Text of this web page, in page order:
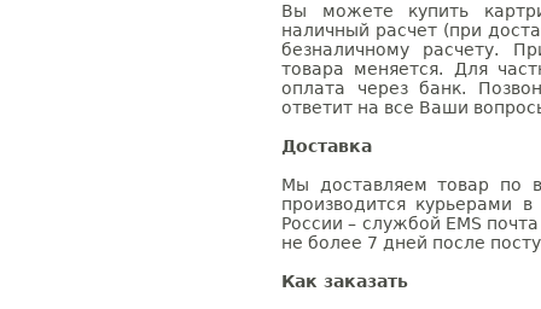
Вы можете купить
наличный расчет (при
безналичному расчету.
товара меняется. Для
оплата через банк.
ответит на все Ваши
Доставка
Мы доставляем товар по
производится курьерами
России – службой EMS
не более 7 дней после
Как заказать